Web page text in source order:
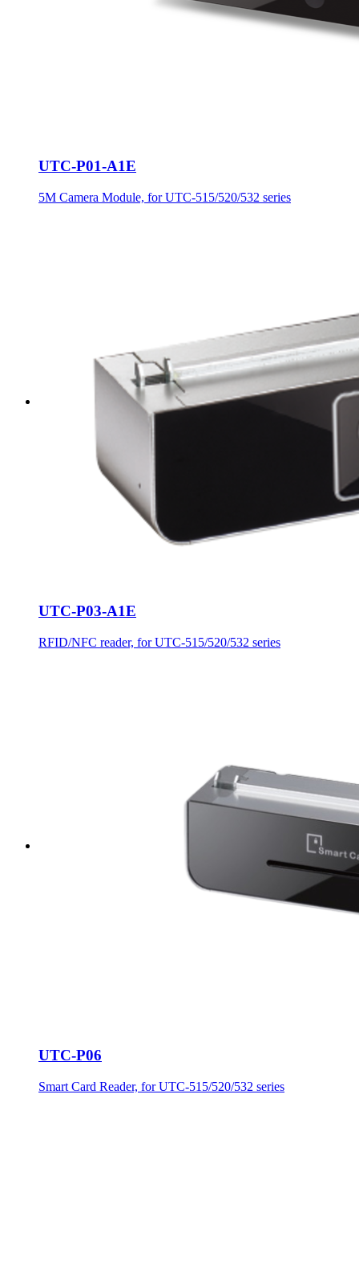
UTC-P01-A1E
5M Camera Module, for UTC-515/520/532 series
UTC-P03-A1E
RFID/NFC reader, for UTC-515/520/532 series
UTC-P06
Smart Card Reader, for UTC-515/520/532 series